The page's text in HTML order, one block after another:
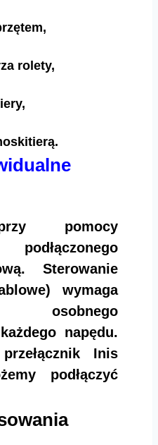
rolety,
pomocy
Sterowanie
wymaga
osobnego
napędu.
Inis
podłączyć